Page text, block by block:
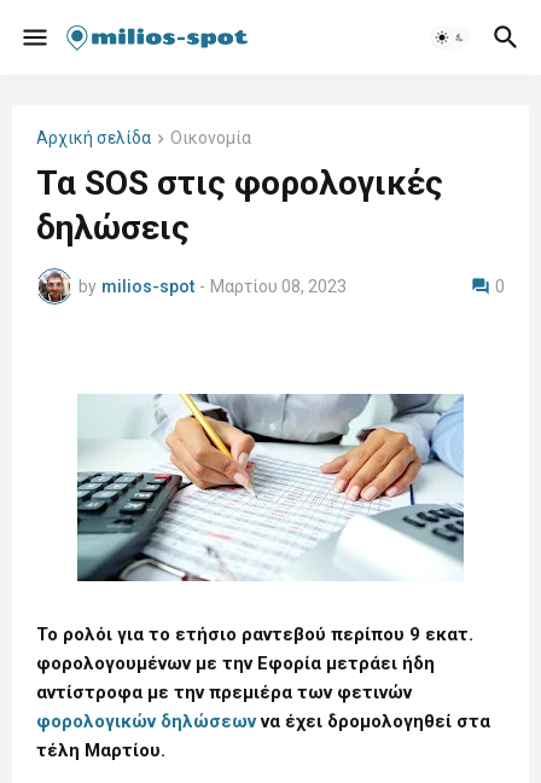
Αρχική σελίδα Οικονομία
Τα SOS στις φορολογικές
δηλώσεις
by milios-spot - Μαρτίου 08, 2023 0
Το ρολόι για το ετήσιο ραντεβού περίπου 9 εκατ.
φορολογουμένων με την Εφορία μετράει ήδη
αντίστροφα με την πρεμιέρα των φετινών
φορολογικών δηλώσεωννα έχει δρομολογηθεί στα
τέλη Μαρτίου.